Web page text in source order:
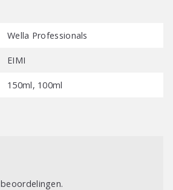
volume in kort haar het product aan
Wella Professionals
EIMI
150ml, 100ml